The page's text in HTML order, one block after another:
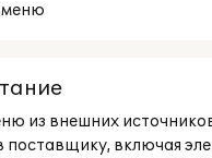
меню
из внешних
поставщику, включая